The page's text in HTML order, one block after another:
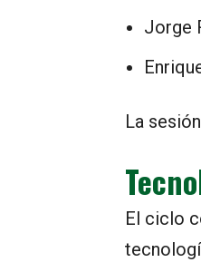
Jorge
La
El ciclo